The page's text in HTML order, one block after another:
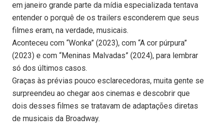
em janeiro grande parte da mídia especializada tentava
entender o porquê de os trailers esconderem que seus
filmes eram, na verdade, musicais.
Aconteceu com “Wonka” (2023), com “A cor púrpura”
(2023) e com “Meninas Malvadas” (2024), para lembrar
só dos últimos casos.
Graças às prévias pouco esclarecedoras, muita gente se
surpreendeu ao chegar aos cinemas e descobrir que
dois desses filmes se tratavam de adaptações diretas
de musicais da Broadway.